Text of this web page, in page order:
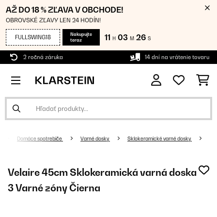
AŽ DO 18 % ZĽAVA V OBCHODE!
OBROVSKÉ ZĽAVY LEN 24 HODÍN!
FULLSWING18
Nakupujte
teraz
11 H 03 M 25 S
2 ročná záruka 14 dní na vrátenie tovaru
Domáce spotrebiče Varné dosky Sklokeramické varné dosky
Velaire 45cm Sklokeramická varná doska
3 Varné zóny Čierna